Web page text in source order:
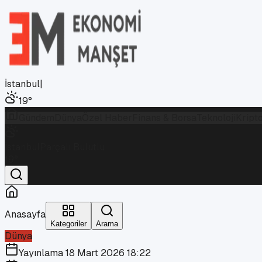
İstanbul|
19°
Anasayfa
Kategoriler Arama
Dünya
Yayınlama18 Mart 2026 18:22